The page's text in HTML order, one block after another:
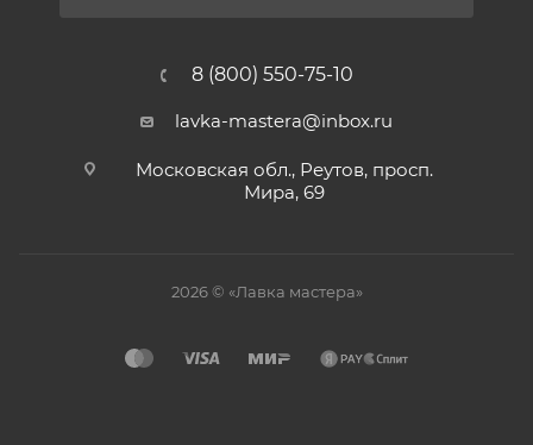
8 (800) 550-75-10
lavka-mastera@inbox.ru
Московская обл., Реутов, просп.
Мира, 69
2026 © «Лавка мастера»